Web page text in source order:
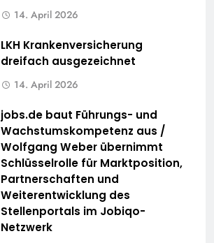
14. April 2026
LKH Krankenversicherung
dreifach ausgezeichnet
14. April 2026
jobs.de baut Führungs- und
Wachstumskompetenz aus /
Wolfgang Weber übernimmt
Schlüsselrolle für Marktposition,
Partnerschaften und
Weiterentwicklung des
Stellenportals im Jobiqo-
Netzwerk